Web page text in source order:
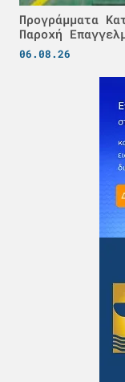
Προγράμματα
Παροχή
06.08.26